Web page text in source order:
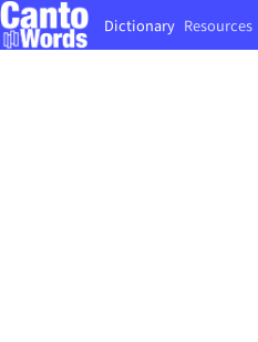
Dictionary Resources